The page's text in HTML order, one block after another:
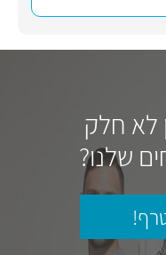
לא חלק
שלנו?